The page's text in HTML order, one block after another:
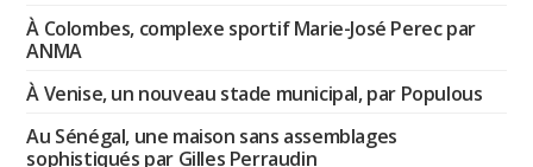
À Colombes, complexe sportif Marie-José Perec par
ANMA
À Venise, un nouveau stade municipal, par Populous
Au Sénégal, une maison sans assemblages
sophistiqués par Gilles Perraudin